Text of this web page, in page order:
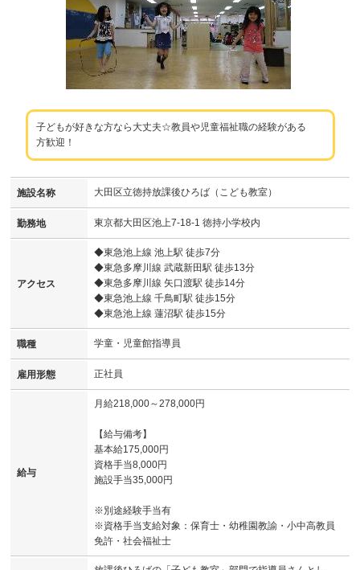
子どもが好きな方なら大丈夫☆教員や児童福祉職の経験がある
方歓迎！
施設名称 大田区立徳持放課後ひろば（こども教室）
勤務地 東京都大田区池上7-18-1 徳持小学校内
アクセス
◆東急池上線 池上駅 徒歩7分
◆東急多摩川線 武蔵新田駅 徒歩13分
◆東急多摩川線 矢口渡駅 徒歩14分
◆東急池上線 千鳥町駅 徒歩15分
◆東急池上線 蓮沼駅 徒歩15分
職種 学童・児童館指導員
雇用形態 正社員
給与
月給218,000～278,000円
【給与備考】
基本給175,000円
資格手当8,000円
施設手当35,000円
※別途経験手当有
※資格手当支給対象：保育士・幼稚園教諭・小中高教員
免許・社会福祉士